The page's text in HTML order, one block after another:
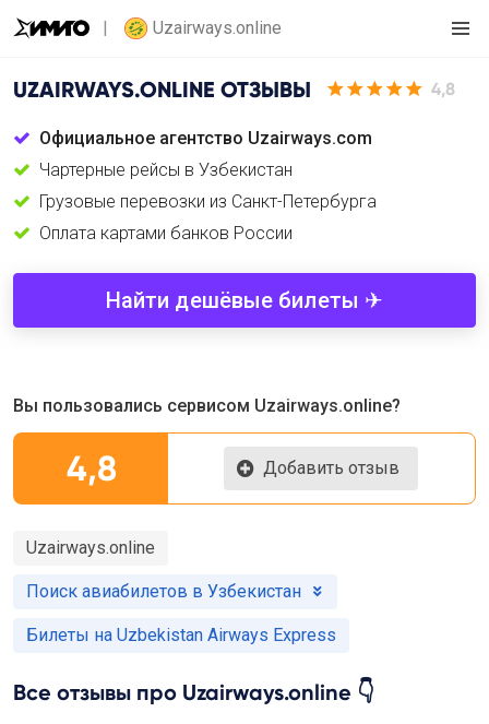
Uzairways.online
UZAIRWAYS.ONLINE ОТЗЫВЫ 4,8
Официальное агентство Uzairways.com
Чартерные рейсы в Узбекистан
Грузовые перевозки из Санкт-Петербурга
Оплата картами банков России
Найти дешёвые билеты ✈
Вы пользовались сервисом Uzairways.online?
4,8 Добавить отзыв
Uzairways.online
Поиск авиабилетов в Узбекистан
Билеты на Uzbekistan Airways Express
Все отзывы про Uzairways.online 👇